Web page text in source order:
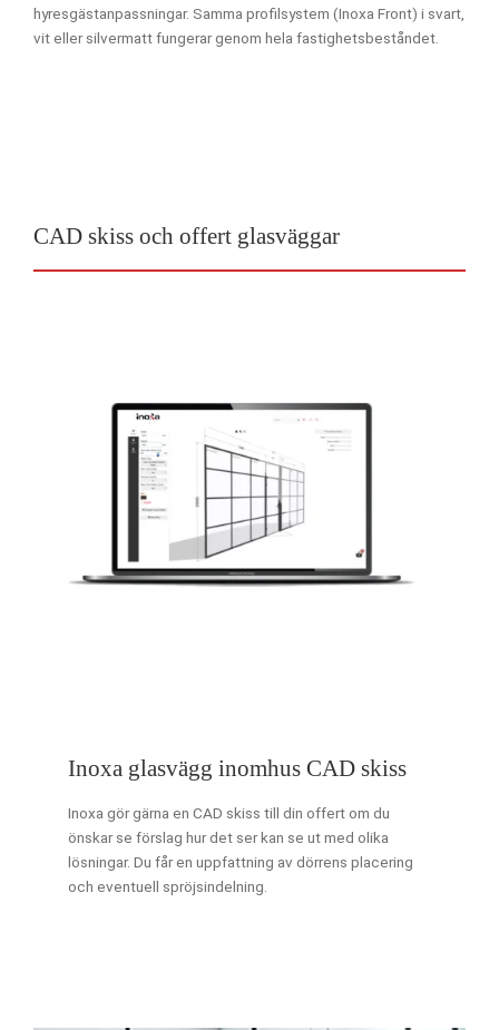
hyresgästanpassningar. Samma profilsystem (Inoxa Front) i svart,
vit eller silvermatt fungerar genom hela fastighetsbeståndet.
CAD skiss och offert glasväggar
Inoxa glasvägg inomhus CAD skiss
Inoxa gör gärna en CAD skiss till din offert om du
önskar se förslag hur det ser kan se ut med olika
lösningar. Du får en uppfattning av dörrens placering
och eventuell spröjsindelning.